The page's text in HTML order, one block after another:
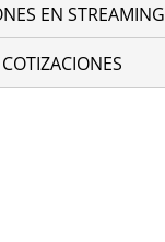
EN STREAMING